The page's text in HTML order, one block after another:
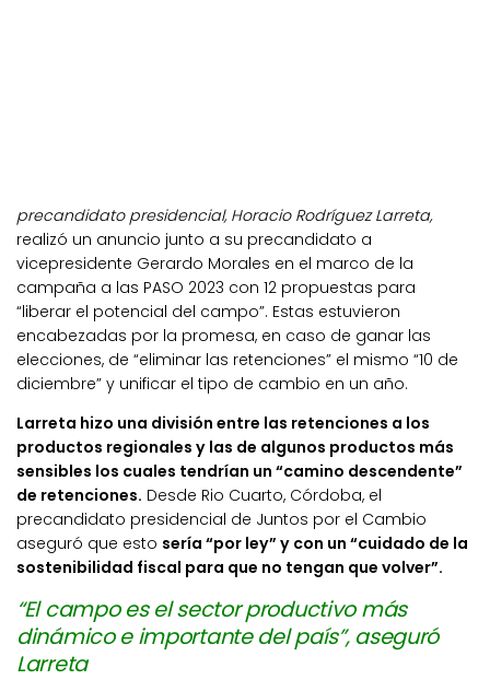
precandidato presidencial, Horacio Rodríguez Larreta,
realizó un anuncio junto a su precandidato a
vicepresidente Gerardo Morales en el marco de la
campaña a las PASO 2023 con 12 propuestas para
“liberar el potencial del campo”. Estas estuvieron
encabezadas por la promesa, en caso de ganar las
elecciones, de “eliminar las retenciones” el mismo “10 de
diciembre” y unificar el tipo de cambio en un año.
Larreta hizo una división entre las retenciones a los
productos regionales y las de algunos productos más
sensibles los cuales tendrían un “camino descendente”
de retenciones. Desde Rio Cuarto, Córdoba, el
precandidato presidencial de Juntos por el Cambio
aseguró que esto sería “por ley” y con un “cuidado de la
sostenibilidad fiscal para que no tengan que volver”.
“El campo es el sector productivo más
dinámico e importante del país”, aseguró
Larreta